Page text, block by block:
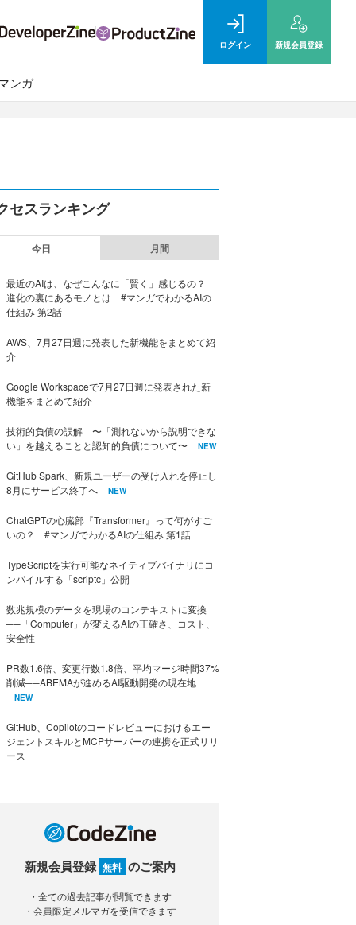
ログイン 新規会員登録
ンガ
セスランキング
今日 月間
最近のAIは、なぜこんなに「賢く」感じるの？
進化の裏にあるモノとは #マンガでわかるAIの
仕組み 第2話
AWS、7月27日週に発表した新機能をまとめて紹
介
Google Workspaceで7月27日週に発表された新
機能をまとめて紹介
技術的負債の誤解 〜「測れないから説明できな
い」を越えることと認知的負債について〜
NEW
GitHub Spark、新規ユーザーの受け入れを停止し
8月にサービス終了へ
NEW
ChatGPTの心臓部『Transformer』って何がすご
いの？ #マンガでわかるAIの仕組み 第1話
TypeScriptを実行可能なネイティブバイナリにコ
ンパイルする「scriptc」公開
数兆規模のデータを現場のコンテキストに変換
──「Computer」が変えるAIの正確さ、コスト、
安全性
PR数1.6倍、変更行数1.8倍、平均マージ時間37%
削減──ABEMAが進めるAI駆動開発の現在地
NEW
GitHub、Copilotのコードレビューにおけるエー
ジェントスキルとMCPサーバーの連携を正式リリ
ース
新規会員登録 無料 のご案内
・全ての過去記事が閲覧できます
・会員限定メルマガを受信できます